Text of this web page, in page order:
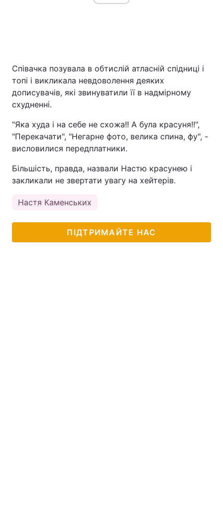
Співачка позувала в обтислій атласній спідниці і
топі і викликала невдоволення деяких
дописувачів, які звинуватили її в надмірному
схудненні.
"Яка худа і на себе не схожа!! А була красуня!!",
"Перекачати", "Негарне фото, велика спина, фу", -
висловилися передплатники.
Більшість, правда, назвали Настю красунею і
закликали не звертати увагу на хейтерів.
Настя Каменських
ПІДТРИМАЙТЕ НАС